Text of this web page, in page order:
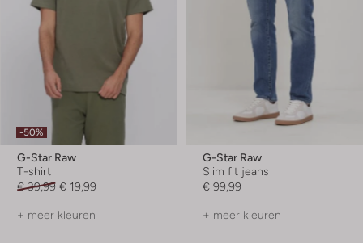
-50%
G-Star Raw
T-shirt
€ 39,99 € 19,99
+ meer kleuren
G-Star Raw
Slim fit jeans
€ 99,99
+ meer kleuren